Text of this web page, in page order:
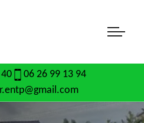
06 26 99 13 94